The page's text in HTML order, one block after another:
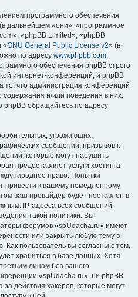
программного обеспечения
дальнейшем «они», «программное
«phpBB Limited», «phpBB
«GNU General Public License v2» (в
по адресу www.phpbb.com.
обеспечения phpBB строго
интернет-конференций, и phpBB
то, что администрация конференций
содержания и/или поведения в них.
обращайтесь по адресу
угрожающих,
сообщений, призывов к
которые могут нарушить
предоставляет услуги хостинга
право. Попытки
привести к вашему немедленному
ваш провайдер будет поставлен в
IP-адреса всех сообщений
такой политики. Вы
форумов «spUdacha.ru» имеют
или закрыть любую тему в
пользователь вы согласны с тем,
храниться в базе данных. Хотя
лицам без вашего
«spUdacha.ru», ни phpBB
действия хакеров, которые могут